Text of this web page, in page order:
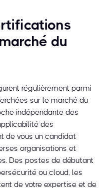
du
régulièrement parmi
sur le marché du
indépendante des
des
de vous un candidat
organisations et
Des postes de débutant
ou cloud, les
de votre expertise et de